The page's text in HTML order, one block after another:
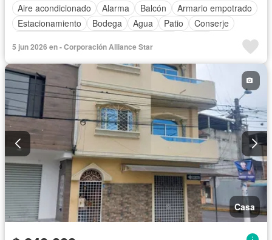
Aire acondicionado
Alarma Balcón
Armario empotrado
Estacionamiento
Bodega Agua Patio
Conserje
Garita de guardianía
Seguridad
Cuarto de servicio
Sin amoblar
5 jun 2026 en - Corporación Alliance Star
Casa